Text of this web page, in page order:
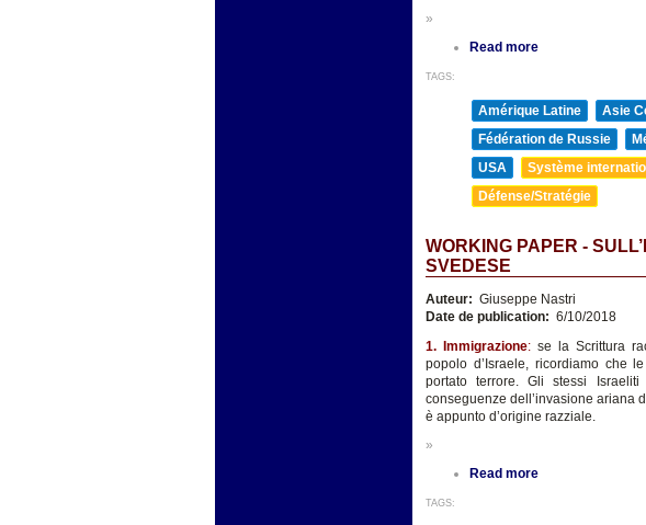
»
Read more
TAGS:
Amérique Latine Asie
Fédération de Russie
USA
Système
Défense/Stratégie
WORKING PAPER -
SVEDESE
Auteur: Giuseppe Nastri
Date de publication: 6/10/2018
1. Immigrazione: se la Scrittura
popolo d’Israele, ricordiamo che
portato terrore. Gli stessi
conseguenze dell’invasione ariana
è appunto d’origine razziale.
»
Read more
TAGS: